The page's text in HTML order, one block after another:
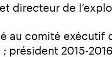
directeur de
au comité exécutif
; président 2015-